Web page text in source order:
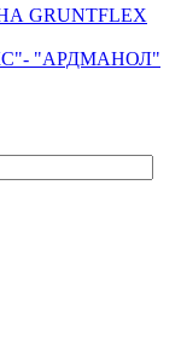
GRUNTFLEX
"АРДМАНОЛ"